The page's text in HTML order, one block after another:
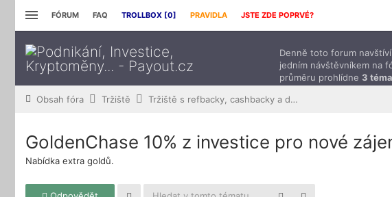
FÓRUM FAQ TROLLBOX [0] PRAVIDLA JSTE ZDE POPRVÉ?
Denně toto forum navštíví
jedním návštěvníkem na
průměru prohlídne 3
Obsah fóra Tržiště Tržiště s refbacky, cashbacky a downline buildingem
GoldenChase 10% z investice pro nové
Nabídka extra goldů.